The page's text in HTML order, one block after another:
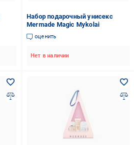
Набор подарочный унисекс
Mermade Magic Mykolai
оценить
Нет в наличии